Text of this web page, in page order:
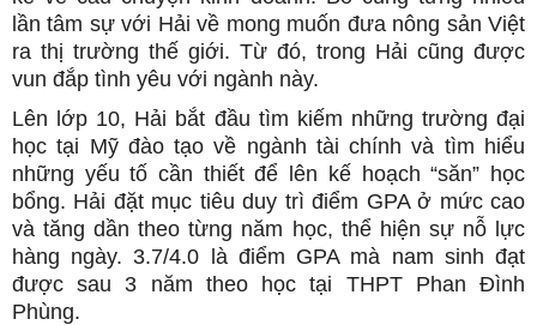
lần tâm sự với Hải về mong muốn đưa nông sản Việt
ra thị trường thế giới. Từ đó, trong Hải cũng được
vun đắp tình yêu với ngành này.
Lên lớp 10, Hải bắt đầu tìm kiếm những trường đại
học tại Mỹ đào tạo về ngành tài chính và tìm hiểu
những yếu tố cần thiết để lên kế hoạch “săn” học
bổng. Hải đặt mục tiêu duy trì điểm GPA ở mức cao
và tăng dần theo từng năm học, thể hiện sự nỗ lực
hàng ngày. 3.7/4.0 là điểm GPA mà nam sinh đạt
được sau 3 năm theo học tại THPT Phan Đình
Phùng.